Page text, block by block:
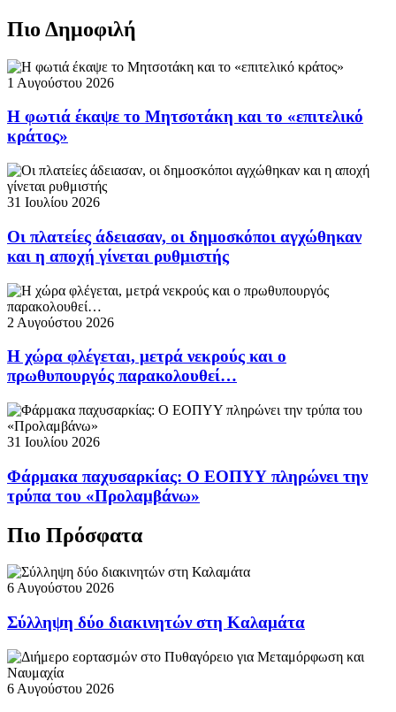
Πιο Δημοφιλή
1 Αυγούστου 2026
Η φωτιά έκαψε το Μητσοτάκη και το «επιτελικό
κράτος»
31 Ιουλίου 2026
Οι πλατείες άδειασαν, οι δημοσκόποι αγχώθηκαν
και η αποχή γίνεται ρυθμιστής
2 Αυγούστου 2026
Η χώρα φλέγεται, μετρά νεκρούς και ο
πρωθυπουργός παρακολουθεί…
31 Ιουλίου 2026
Φάρμακα παχυσαρκίας: Ο ΕΟΠΥΥ πληρώνει την
τρύπα του «Προλαμβάνω»
Πιο Πρόσφατα
6 Αυγούστου 2026
Σύλληψη δύο διακινητών στη Καλαμάτα
6 Αυγούστου 2026